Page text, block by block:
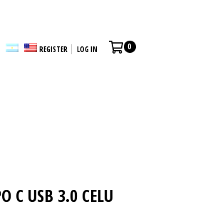
REGISTER LOG IN 0
C USB 3.0 CELU